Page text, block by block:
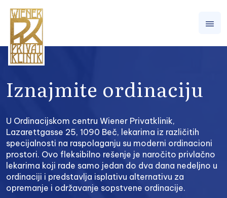
Iznajmite ordinaciju
U Ordinacijskom centru Wiener Privatklinik,
Lazarettgasse 25, 1090 Beč, lekarima iz različitih
specijalnosti na raspolaganju su moderni ordinacioni
prostori. Ovo fleksibilno rešenje je naročito privlačno
lekarima koji rade samo jedan do dva dana nedeljno u
ordinaciji i predstavlja isplativu alternativu za
opremanje i održavanje sopstvene ordinacije.